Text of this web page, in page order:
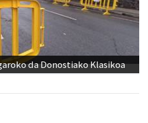
da Donostiako Klasikoa